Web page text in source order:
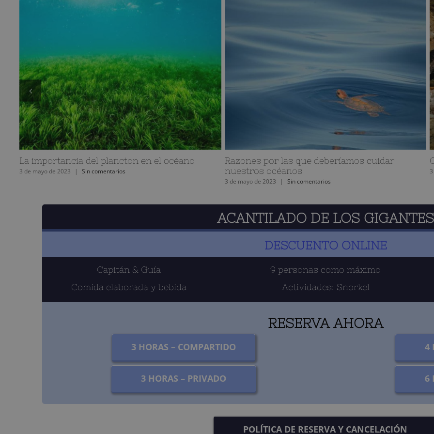
La importancia del plancton en el océano
3 de mayo de 2023 | Sin comentarios
Razones por las que deberíamos cuidar
nuestros océanos
3 de mayo de 2023 | Sin comentarios
ACANTILADO DE LOS GIGANTES
DESCUENTO ONLINE
Capitán & Guía
Comida elaborada y bebida
9 personas como máximo
Actividades: Snorkel
RESERVA AHORA
3 HORAS – COMPARTIDO
3 HORAS – PRIVADO
4
6
POLÍTICA DE RESERVA Y CANCELACIÓN